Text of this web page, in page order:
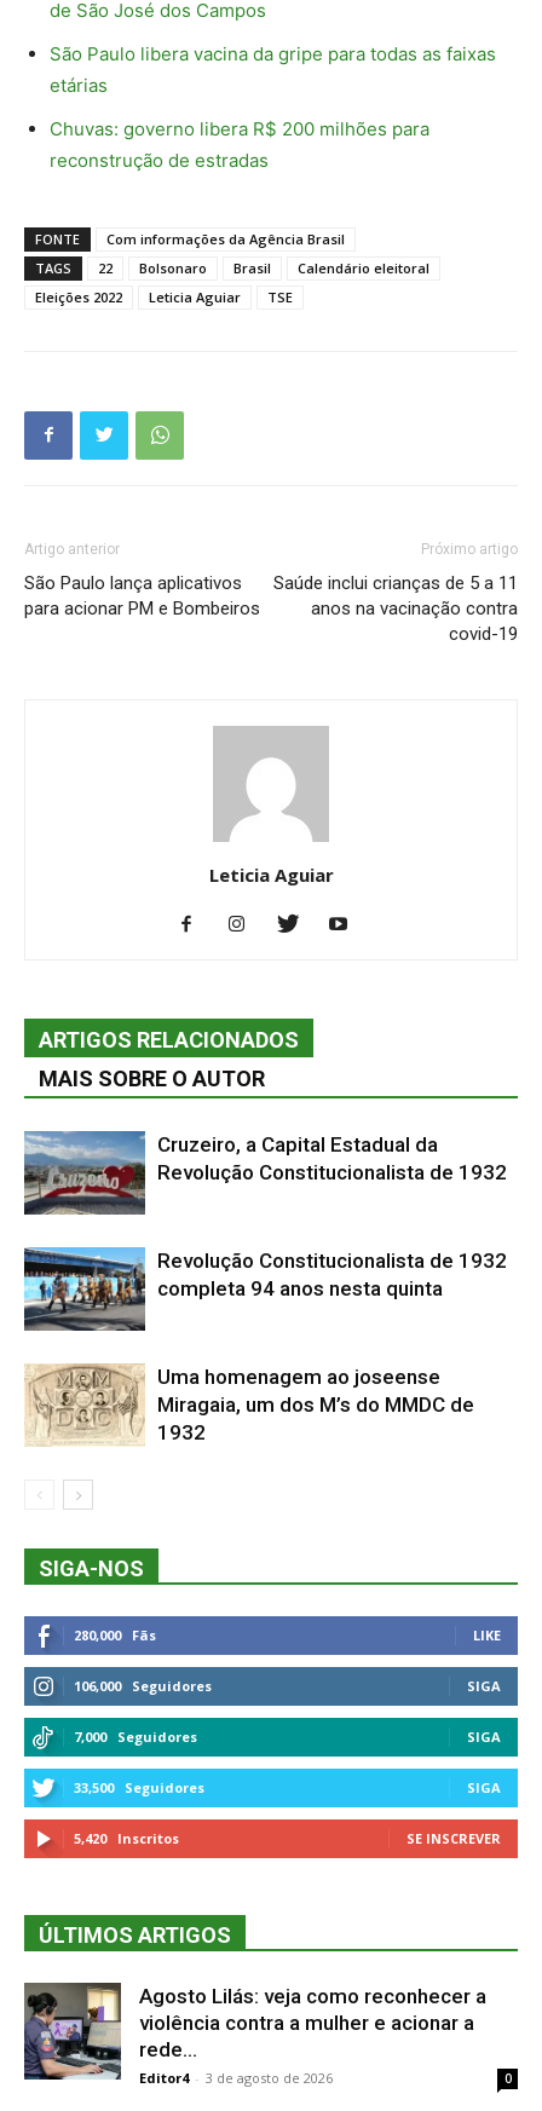
de São José dos Campos
São Paulo libera vacina da gripe para todas as faixas
etárias
Chuvas: governo libera R$ 200 milhões para
reconstrução de estradas
FONTE
Com informações da Agência Brasil
TAGS
22 Bolsonaro Brasil
Calendário eleitoral
Eleições 2022
Leticia Aguiar TSE
Artigo anterior
São Paulo lança aplicativos
para acionar PM e Bombeiros
Próximo artigo
Saúde inclui crianças de 5 a 11
anos na vacinação contra
covid-19
Leticia Aguiar
ARTIGOS RELACIONADOS
MAIS SOBRE O AUTOR
Cruzeiro, a Capital Estadual da
Revolução Constitucionalista de 1932
Revolução Constitucionalista de 1932
completa 94 anos nesta quinta
Uma homenagem ao joseense
Miragaia, um dos M’s do MMDC de
1932
SIGA-NOS
280,000 Fãs LIKE
106,000 Seguidores SIGA
7,000 Seguidores SIGA
33,500 Seguidores SIGA
5,420 Inscritos SE INSCREVER
ÚLTIMOS ARTIGOS
Agosto Lilás: veja como reconhecer a
violência contra a mulher e acionar a
rede...
Editor4 - 3 de agosto de 2026 0